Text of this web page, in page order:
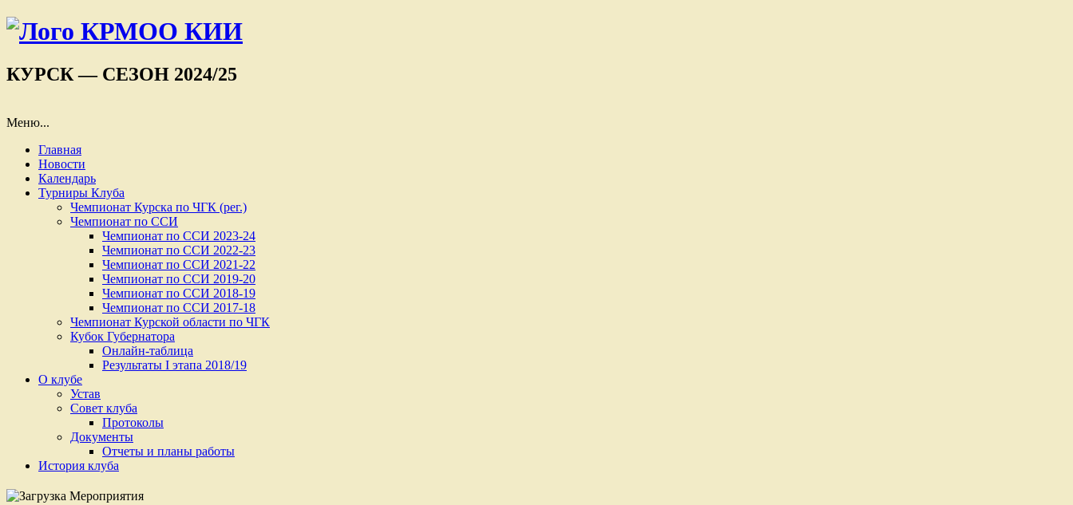
КУРСК — СЕЗОН 2024/25
Меню...
Главная
Новости
Календарь
Турниры Клуба
Чемпионат Курска по ЧГК (рег.)
Чемпионат по ССИ
Чемпионат по ССИ 2023-24
Чемпионат по ССИ 2022-23
Чемпионат по ССИ 2021-22
Чемпионат по ССИ 2019-20
Чемпионат по ССИ 2018-19
Чемпионат по ССИ 2017-18
Чемпионат Курской области по ЧГК
Кубок Губернатора
Онлайн-таблица
Результаты I этапа 2018/19
О клубе
Устав
Cовет клуба
Протоколы
Документы
Отчеты и планы работы
История клуба